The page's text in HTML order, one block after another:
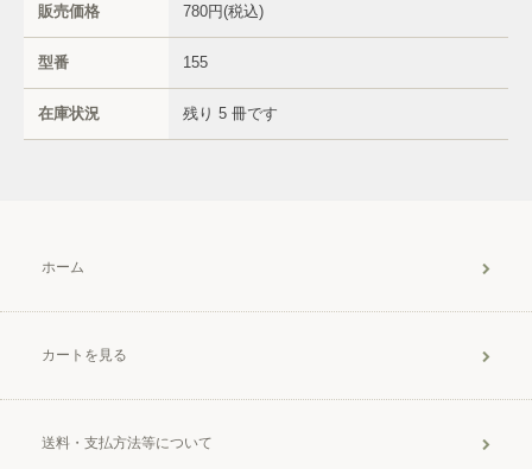
販売価格 780円(税込)
型番 155
在庫状況 残り 5 冊です
ホーム
カートを見る
送料・支払方法等について